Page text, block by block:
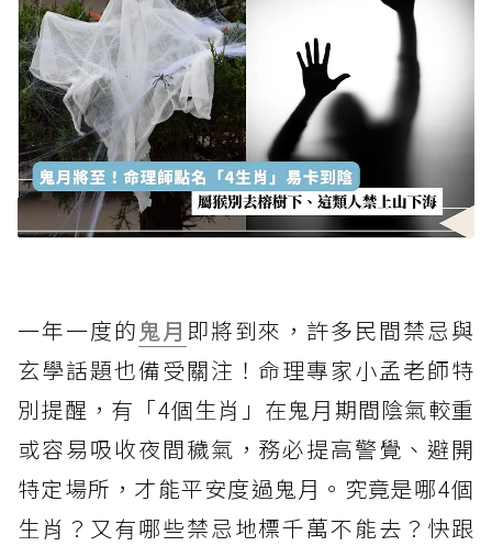
一年一度的鬼月 即將到來，許多民間禁忌與
玄學話題也備受關注！命理專家小孟老師特
別提醒，有「4個生肖」在鬼月期間陰氣較重
或容易吸收夜間穢氣，務必提高警覺、避開
特定場所，才能平安度過鬼月。究竟是哪4個
生肖？又有哪些禁忌地標千萬不能去？快跟